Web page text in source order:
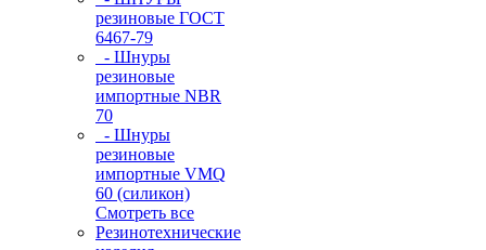
резиновые ГОСТ
6467-79
- Шнуры
резиновые
импортные NBR
70
- Шнуры
резиновые
импортные VMQ
60 (силикон)
Смотреть все
Резинотехнические